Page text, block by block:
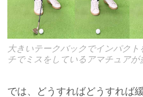
大きいテークバックでインパク
チでミスをしているアマチュアが
では、どうすればどうすれば